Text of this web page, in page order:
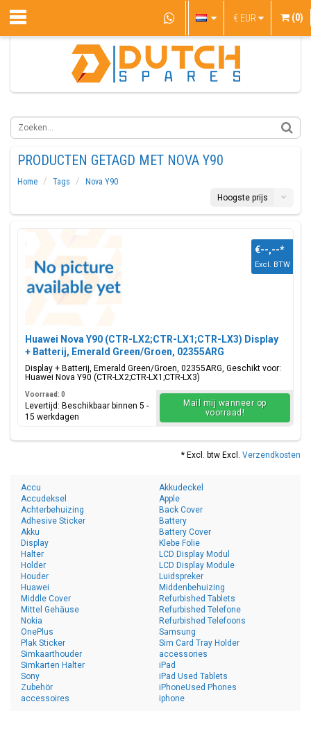
€ EUR (0)
PRODUCTEN GETAGD MET NOVA Y90
Home Tags
Nova Y90
Hoogste prijs
Huawei Nova Y90 (CTR-LX2;CTR-LX1;CTR-LX3) Display
+ Batterij, Emerald Green/Groen, 02355ARG
Display + Batterij, Emerald Green/Groen, 02355ARG, Geschikt voor:
Huawei Nova Y90 (CTR-LX2;CTR-LX1;CTR-LX3)
€--,--*
Excl. BTW
Voorraad: 0
Levertijd: Beschikbaar binnen 5 -
15 werkdagen
Mail mij wanneer op
voorraad!
* Excl. btw Excl. Verzendkosten
Accu
Accudeksel
Achterbehuizing
Adhesive Sticker
Akku
Akkudeckel
Apple
Back Cover
Battery
Battery Cover
Display
Halter
Holder
Houder
Huawei
Klebe Folie
LCD Display Modul
LCD Display Module
Luidspreker
Middenbehuizing
Middle Cover
Mittel Gehäuse
Nokia
OnePlus
Plak Sticker
Refurbished Tablets
Refurbished Telefone
Refurbished Telefoons
Samsung
Sim Card Tray Holder
Simkaarthouder
Simkarten Halter
Sony
Zubehör
accessoires
accessories
iPad
iPad Used Tablets
iPhoneUsed Phones
iphone